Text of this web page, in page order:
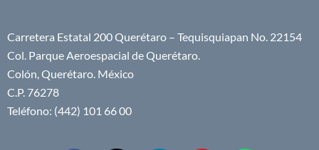
Carretera Estatal 200 Querétaro – Tequisquiapan No. 22154
Col. Parque Aeroespacial de Querétaro.
Colón, Querétaro. México
C.P. 76278
Teléfono: (442) 101 66 00